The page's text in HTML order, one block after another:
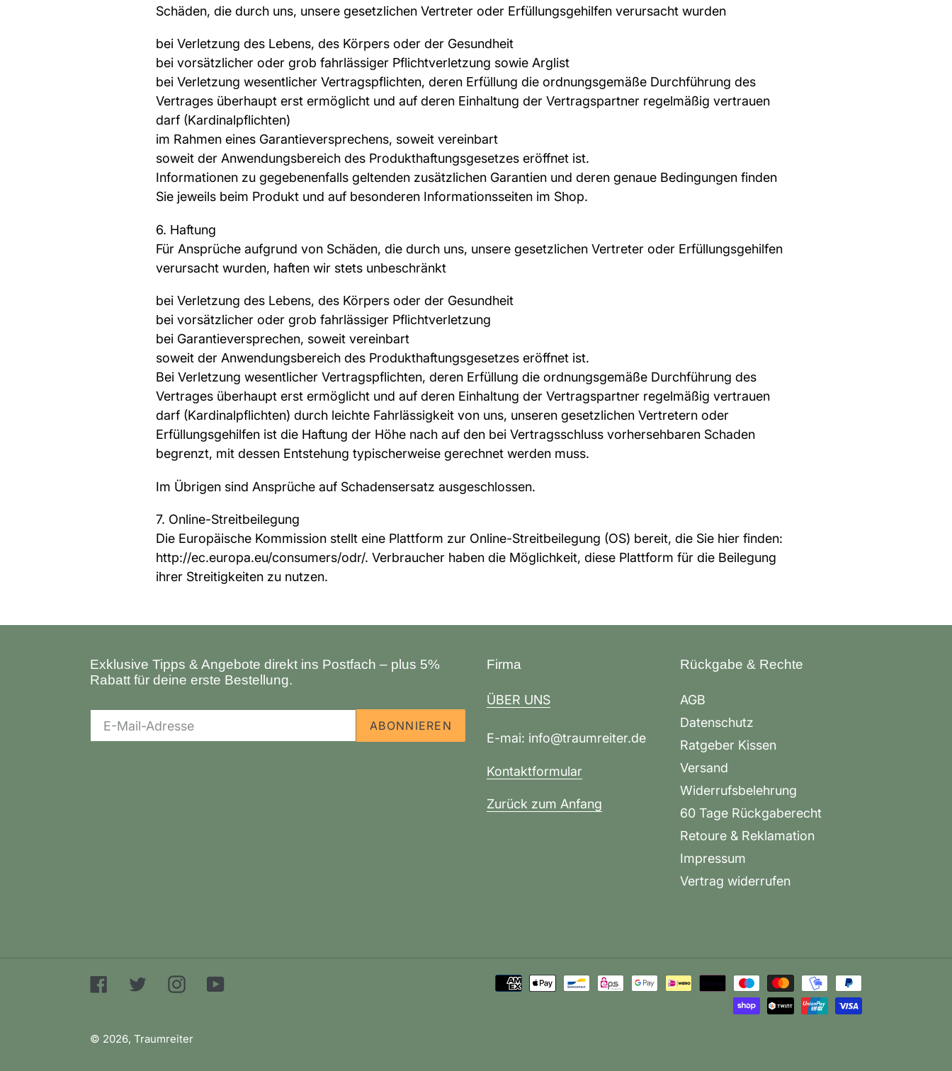
Schäden, die durch uns, unsere gesetzlichen Vertreter oder Erfüllungsgehilfen verursacht wurden
bei Verletzung des Lebens, des Körpers oder der Gesundheit
bei vorsätzlicher oder grob fahrlässiger Pflichtverletzung sowie Arglist
bei Verletzung wesentlicher Vertragspflichten, deren Erfüllung die ordnungsgemäße Durchführung des
Vertrages überhaupt erst ermöglicht und auf deren Einhaltung der Vertragspartner regelmäßig vertrauen
darf (Kardinalpflichten)
im Rahmen eines Garantieversprechens, soweit vereinbart
soweit der Anwendungsbereich des Produkthaftungsgesetzes eröffnet ist.
Informationen zu gegebenenfalls geltenden zusätzlichen Garantien und deren genaue Bedingungen finden
Sie jeweils beim Produkt und auf besonderen Informationsseiten im Shop.
6. Haftung
Für Ansprüche aufgrund von Schäden, die durch uns, unsere gesetzlichen Vertreter oder Erfüllungsgehilfen
verursacht wurden, haften wir stets unbeschränkt
bei Verletzung des Lebens, des Körpers oder der Gesundheit
bei vorsätzlicher oder grob fahrlässiger Pflichtverletzung
bei Garantieversprechen, soweit vereinbart
soweit der Anwendungsbereich des Produkthaftungsgesetzes eröffnet ist.
Bei Verletzung wesentlicher Vertragspflichten, deren Erfüllung die ordnungsgemäße Durchführung des
Vertrages überhaupt erst ermöglicht und auf deren Einhaltung der Vertragspartner regelmäßig vertrauen
darf (Kardinalpflichten) durch leichte Fahrlässigkeit von uns, unseren gesetzlichen Vertretern oder
Erfüllungsgehilfen ist die Haftung der Höhe nach auf den bei Vertragsschluss vorhersehbaren Schaden
begrenzt, mit dessen Entstehung typischerweise gerechnet werden muss.
Im Übrigen sind Ansprüche auf Schadensersatz ausgeschlossen.
7. Online-Streitbeilegung
Die Europäische Kommission stellt eine Plattform zur Online-Streitbeilegung (OS) bereit, die Sie hier finden:
http://ec.europa.eu/consumers/odr/. Verbraucher haben die Möglichkeit, diese Plattform für die Beilegung
ihrer Streitigkeiten zu nutzen.
Exklusive Tipps & Angebote direkt ins Postfach – plus 5%
Rabatt für deine erste Bestellung.
ABONNIEREN
Firma
ÜBER UNS
E-mai: info@traumreiter.de
Kontaktformular
Zurück zum Anfang
Rückgabe & Rechte
AGB
Datenschutz
Ratgeber Kissen
Versand
Widerrufsbelehrung
60 Tage Rückgaberecht
Retoure & Reklamation
Impressum
Vertrag widerrufen
FacebookTwitterInstagram
© 2026, Traumreiter